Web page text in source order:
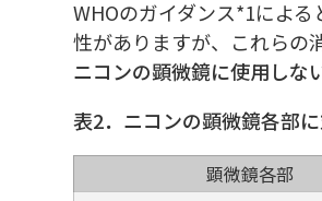
WHOのガイダンス*1によ
性がありますが、これらの
ニコンの顕微鏡に使用しな
表2．ニコンの顕微鏡各部
顕微鏡各部